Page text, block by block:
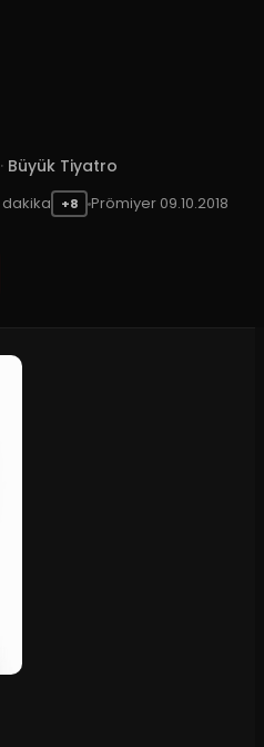
· Büyük Tiyatro
dakika +8 Prömiyer 09.10.2018